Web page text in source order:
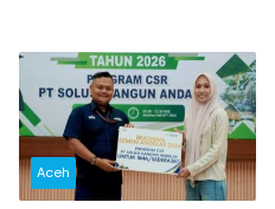
Aceh